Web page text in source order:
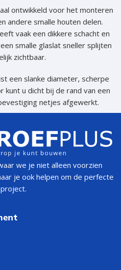
ontwikkeld voor het monteren
andere smalle houten delen.
vaak een dikkere schacht en
smalle glaslat sneller splijten
zichtbaar.
een slanke diameter, scherpe
kunt u dicht bij de rand van een
netjes afgewerkt.
met een
aandrijving. Kies uit 3,2×40
van de dikte van de lat en de
en deurkozijnen. De kleine
schroefkop en kan
andere gebruikt voor:
we je niet alleen voorzien
je ook helpen om de perfecte